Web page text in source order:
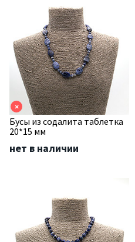
×
Бусы из содалита таблетка
20*15 мм
нет в наличии